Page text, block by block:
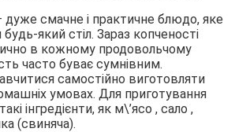
смачне і практичне блюдо, яке
який стіл. Зараз копченості
в кожному продовольчому
часто буває сумнівним.
самостійно виготовляти
умовах. Для приготування
інгредієнти, як м\’ясо , сало ,
(свиняча).